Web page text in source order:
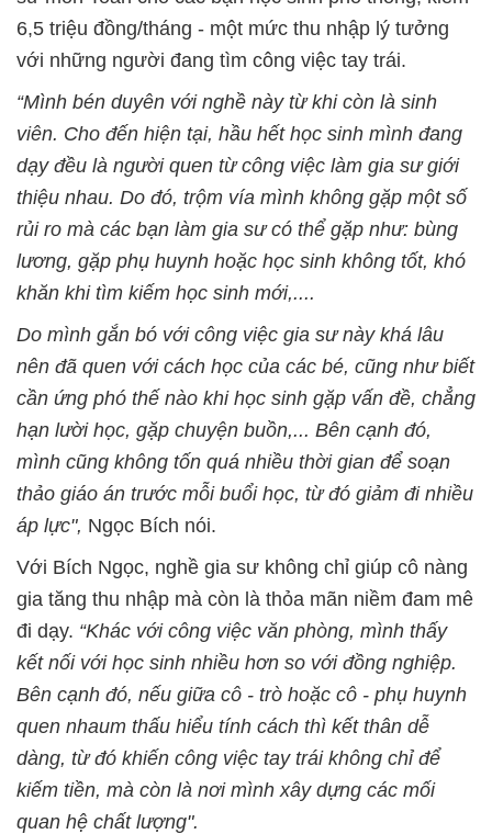
6,5 triệu đồng/tháng - một mức thu nhập lý tưởng
với những người đang tìm công việc tay trái.
“Mình bén duyên với nghề này từ khi còn là sinh
viên. Cho đến hiện tại, hầu hết học sinh mình đang
dạy đều là người quen từ công việc làm gia sư giới
thiệu nhau. Do đó, trộm vía mình không gặp một số
rủi ro mà các bạn làm gia sư có thể gặp như: bùng
lương, gặp phụ huynh hoặc học sinh không tốt, khó
khăn khi tìm kiếm học sinh mới,....
Do mình gắn bó với công việc gia sư này khá lâu
nên đã quen với cách học của các bé, cũng như biết
cần ứng phó thế nào khi học sinh gặp vấn đề, chẳng
hạn lười học, gặp chuyện buồn,... Bên cạnh đó,
mình cũng không tốn quá nhiều thời gian để soạn
thảo giáo án trước mỗi buổi học, từ đó giảm đi nhiều
áp lực", Ngọc Bích nói.
Với Bích Ngọc, nghề gia sư không chỉ giúp cô nàng
gia tăng thu nhập mà còn là thỏa mãn niềm đam mê
đi dạy. “Khác với công việc văn phòng, mình thấy
kết nối với học sinh nhiều hơn so với đồng nghiệp.
Bên cạnh đó, nếu giữa cô - trò hoặc cô - phụ huynh
quen nhaum thấu hiểu tính cách thì kết thân dễ
dàng, từ đó khiến công việc tay trái không chỉ để
kiếm tiền, mà còn là nơi mình xây dựng các mối
quan hệ chất lượng".